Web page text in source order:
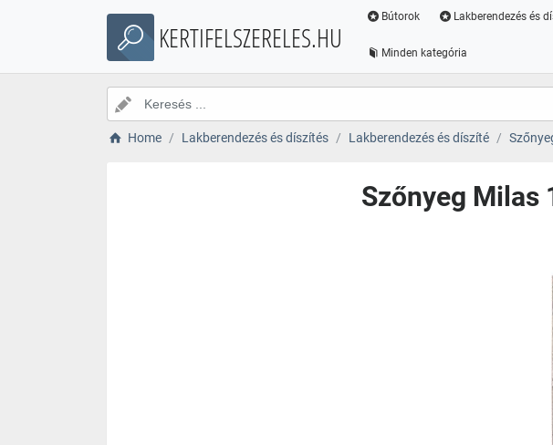
KERTIFELSZERELES.HU
Bútorok Lakberendezés és
Minden kategória
Home Lakberendezés és díszítés Lakberendezés és díszíté
Szőnyeg Milas